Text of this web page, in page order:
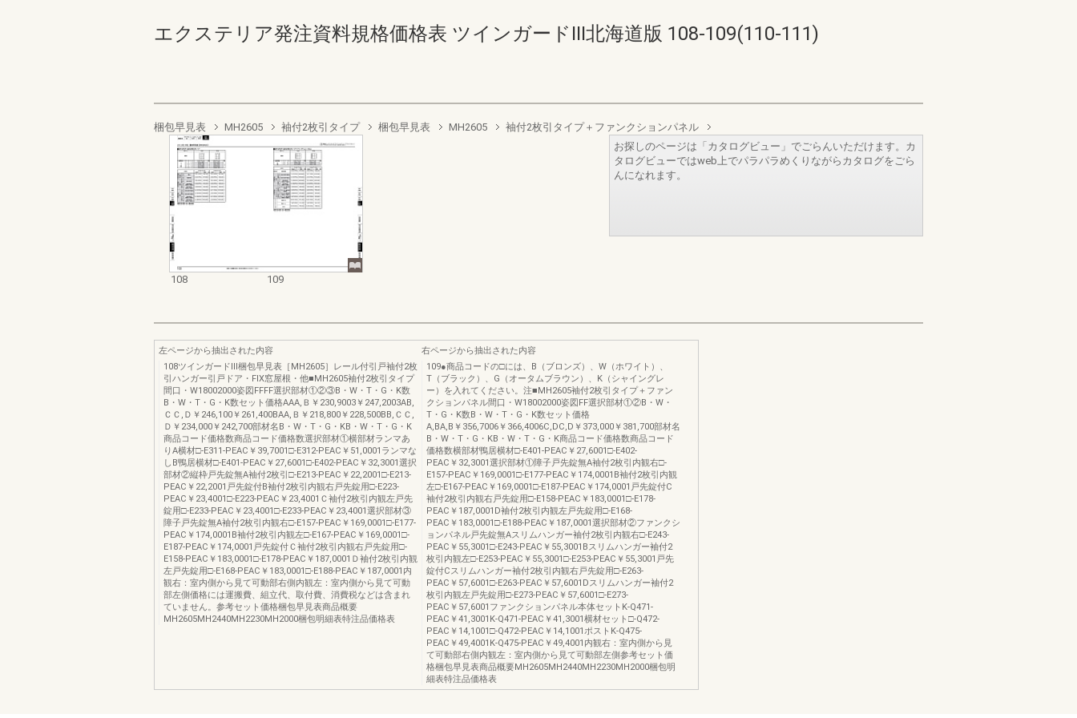
エクステリア発注資料規格価格表 ツインガードIII北海道版 108-109(110-111)
梱包早見表 MH2605 袖付2枚引タイプ 梱包早見表 MH2605 袖付2枚引タイプ＋ファンクションパネル
108 109
お探しのページは「カタログビュー」でごらんいただけます。カ
タログビューではweb上でパラパラめくりながらカタログをごら
んになれます。
左ページから抽出された内容
108ツインガードⅢ梱包早見表［MH2605］レール付引戸袖付2枚
引ハンガー引戸ドア・FIX窓屋根・他■MH2605袖付2枚引タイプ
間口・W18002000姿図FFFF選択部材①②③B・W・T・G・K数
B・W・T・G・K数セット価格AAA,Ｂ￥230,9003￥247,2003AB,
ＣＣ,Ｄ￥246,100￥261,400BAA,Ｂ￥218,800￥228,500BB,ＣＣ,
Ｄ￥234,000￥242,700部材名B・W・T・G・KB・W・T・G・K
商品コード価格数商品コード価格数選択部材①横部材ランマあ
りA横材□-E311-PEAC￥39,7001□-E312-PEAC￥51,0001ランマな
しB鴨居横材□-E401-PEAC￥27,6001□-E402-PEAC￥32,3001選択
部材②縦枠戸先錠無A袖付2枚引□-E213-PEAC￥22,2001□-E213-
PEAC￥22,2001戸先錠付B袖付2枚引内観右戸先錠用□-E223-
PEAC￥23,4001□-E223-PEAC￥23,4001Ｃ袖付2枚引内観左戸先
錠用□-E233-PEAC￥23,4001□-E233-PEAC￥23,4001選択部材③
障子戸先錠無A袖付2枚引内観右□-E157-PEAC￥169,0001□-E177-
PEAC￥174,0001B袖付2枚引内観左□-E167-PEAC￥169,0001□-
E187-PEAC￥174,0001戸先錠付Ｃ袖付2枚引内観右戸先錠用□-
E158-PEAC￥183,0001□-E178-PEAC￥187,0001Ｄ袖付2枚引内観
左戸先錠用□-E168-PEAC￥183,0001□-E188-PEAC￥187,0001内
観右：室内側から見て可動部右側内観左：室内側から見て可動
部左側価格には運搬費、組立代、取付費、消費税などは含まれ
ていません。参考セット価格梱包早見表商品概要
MH2605MH2440MH2230MH2000梱包明細表特注品価格表
右ページから抽出された内容
109●商品コードの□には、B（ブロンズ）、W（ホワイト）、
T（ブラック）、G（オータムブラウン）、K（シャイングレ
ー）を入れてください。注■MH2605袖付2枚引タイプ＋ファン
クションパネル間口・W18002000姿図FF選択部材①②B・W・
T・G・K数B・W・T・G・K数セット価格
A,BA,B￥356,7006￥366,4006C,DC,D￥373,000￥381,700部材名
B・W・T・G・KB・W・T・G・K商品コード価格数商品コード
価格数横部材鴨居横材□-E401-PEAC￥27,6001□-E402-
PEAC￥32,3001選択部材①障子戸先錠無A袖付2枚引内観右□-
E157-PEAC￥169,0001□-E177-PEAC￥174,0001B袖付2枚引内観
左□-E167-PEAC￥169,0001□-E187-PEAC￥174,0001戸先錠付C
袖付2枚引内観右戸先錠用□-E158-PEAC￥183,0001□-E178-
PEAC￥187,0001D袖付2枚引内観左戸先錠用□-E168-
PEAC￥183,0001□-E188-PEAC￥187,0001選択部材②ファンクシ
ョンパネル戸先錠無Aスリムハンガー袖付2枚引内観右□-E243-
PEAC￥55,3001□-E243-PEAC￥55,3001Bスリムハンガー袖付2
枚引内観左□-E253-PEAC￥55,3001□-E253-PEAC￥55,3001戸先
錠付Cスリムハンガー袖付2枚引内観右戸先錠用□-E263-
PEAC￥57,6001□-E263-PEAC￥57,6001Dスリムハンガー袖付2
枚引内観左戸先錠用□-E273-PEAC￥57,6001□-E273-
PEAC￥57,6001ファンクションパネル本体セットK-Q471-
PEAC￥41,3001K-Q471-PEAC￥41,3001横材セット□-Q472-
PEAC￥14,1001□-Q472-PEAC￥14,1001ポストK-Q475-
PEAC￥49,4001K-Q475-PEAC￥49,4001内観右：室内側から見
て可動部右側内観左：室内側から見て可動部左側参考セット価
格梱包早見表商品概要MH2605MH2440MH2230MH2000梱包明
細表特注品価格表